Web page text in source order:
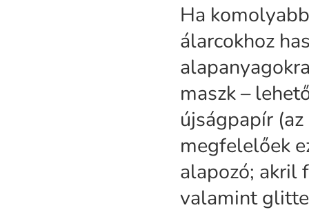
Ha
álarcokhoz
maszk –
újságpapír
megfelelőek
alapozó; akril
valamint